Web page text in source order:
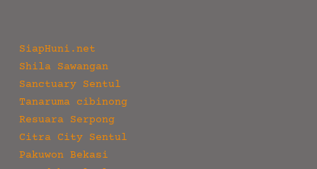
SiapHuni.net
Shila Sawangan
Sanctuary Sentul
Tanaruma cibinong
Resuara Serpong
Citra City Sentul
Pakuwon Bekasi